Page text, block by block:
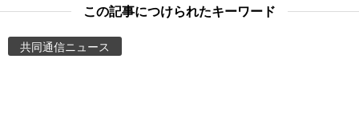
この記事につけられたキーワード
共同通信ニュース